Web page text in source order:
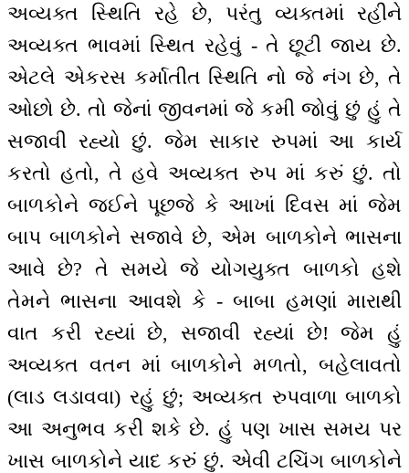
અવ્યક્ત સ્થિતિ રહે છે, પરંતુ વ્યક્તમાં રહીને
અવ્યક્ત ભાવમાં સ્થિત રહેવું - તે છૂટી જાય છે.
એટલે એકરસ કર્માતીત સ્થિતિ નો જે નંગ છે, તે
ઓછો છે. તો જેનાં જીવનમાં જે કમી જોવું છું હું તે
સજાવી રહ્યો છું. જેમ સાકાર રુપમાં આ કાર્ય
કરતો હતો, તે હવે અવ્યક્ત રુપ માં કરું છું. તો
બાળકોને જઈને પૂછજે કે આખાં દિવસ માં જેમ
બાપ બાળકોને સજાવે છે, એમ બાળકોને ભાસના
આવે છે? તે સમયે જે યોગયુક્ત બાળકો હશે
તેમને ભાસના આવશે કે - બાબા હમણાં મારાથી
વાત કરી રહ્યાં છે, સજાવી રહ્યાં છે! જેમ હું
અવ્યક્ત વતન માં બાળકોને મળતો, બહેલાવતો
(લાડ લડાવવા) રહું છું; અવ્યક્ત રુપવાળા બાળકો
આ અનુભવ કરી શકે છે. હું પણ ખાસ સમય પર
ખાસ બાળકોને યાદ કરું છું. એવી ટચિંગ બાળકોને